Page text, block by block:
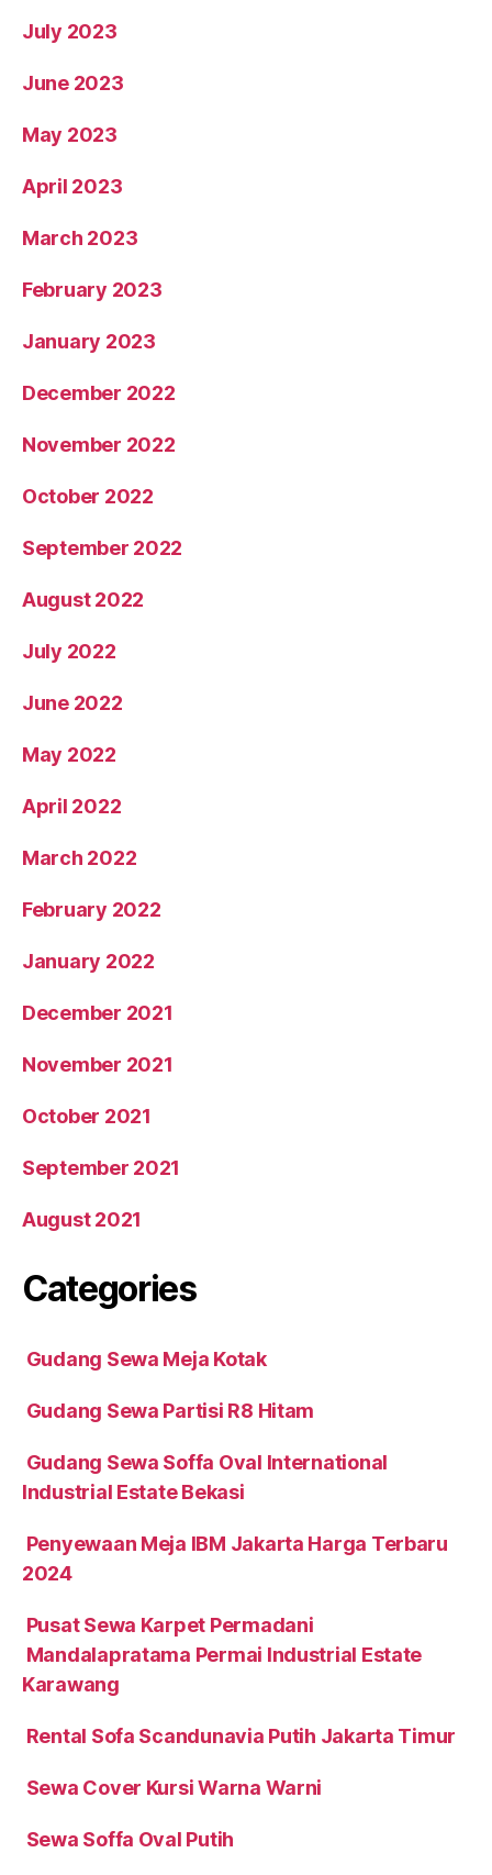
July 2023
June 2023
May 2023
April 2023
March 2023
February 2023
January 2023
December 2022
November 2022
October 2022
September 2022
August 2022
July 2022
June 2022
May 2022
April 2022
March 2022
February 2022
January 2022
December 2021
November 2021
October 2021
September 2021
August 2021
Categories
Gudang Sewa Meja Kotak
Gudang Sewa Partisi R8 Hitam
Gudang Sewa Soffa Oval International
Industrial Estate Bekasi
Penyewaan Meja IBM Jakarta Harga Terbaru
2024
Pusat Sewa Karpet Permadani
Mandalapratama Permai Industrial Estate
Karawang
Rental Sofa Scandunavia Putih Jakarta Timur
Sewa Cover Kursi Warna Warni
Sewa Soffa Oval Putih